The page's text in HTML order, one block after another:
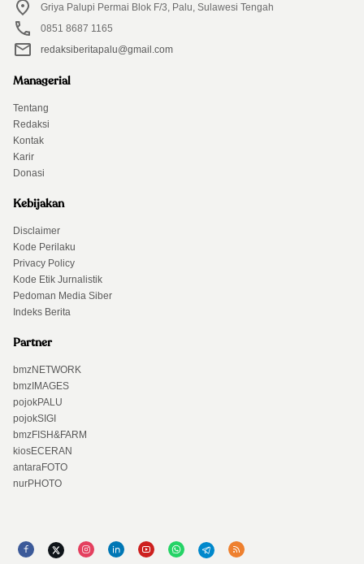
Griya Palupi Permai Blok F/3, Palu, Sulawesi Tengah
0851 8687 1165
redaksiberitapalu@gmail.com
Managerial
Tentang
Redaksi
Kontak
Karir
Donasi
Kebijakan
Disclaimer
Kode Perilaku
Privacy Policy
Kode Etik Jurnalistik
Pedoman Media Siber
Indeks Berita
Partner
bmzNETWORK
bmzIMAGES
pojokPALU
pojokSIGI
bmzFISH&FARM
kiosECERAN
antaraFOTO
nurPHOTO